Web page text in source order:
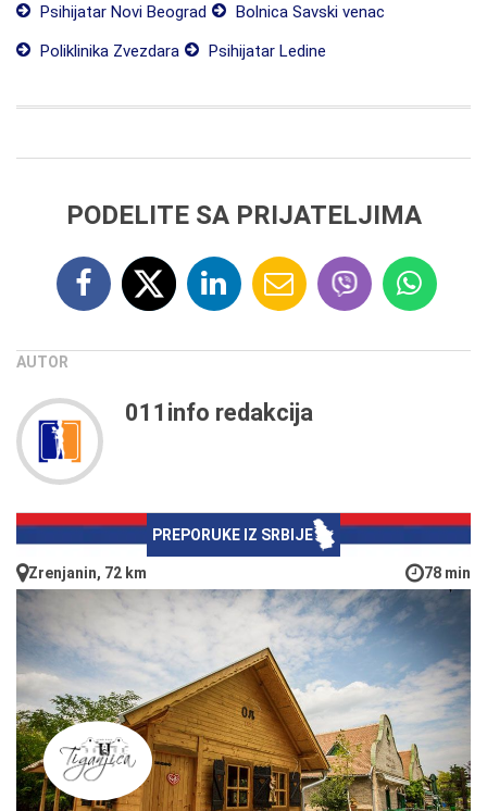
Psihijatar Novi Beograd
Bolnica Savski venac
Poliklinika Zvezdara
Psihijatar Ledine
PODELITE SA PRIJATELJIMA
AUTOR
011info redakcija
PREPORUKE IZ SRBIJE
Zrenjanin, 72 km 78 min